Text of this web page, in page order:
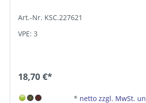
Art.-Nr. KSC.227621
VPE: 3
18,70 €*
* netto zzgl. MwSt.